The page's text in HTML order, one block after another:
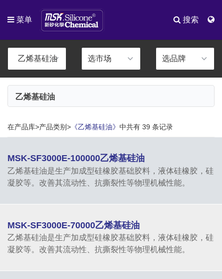
菜单 搜索
乙烯基硅油
在产品库>产品类别> 《乙烯基硅油》 中共有 39 条记录
MSK-SF3000E-100000乙烯基硅油
乙烯基硅油是生产加成型硅橡胶基础胶料，液体硅橡胶，硅
凝胶等。改善其流动性、抗撕裂性等物理机械性能。
MSK-SF3000E-70000乙烯基硅油
乙烯基硅油是生产加成型硅橡胶基础胶料，液体硅橡胶，硅
凝胶等。改善其流动性、抗撕裂性等物理机械性能。